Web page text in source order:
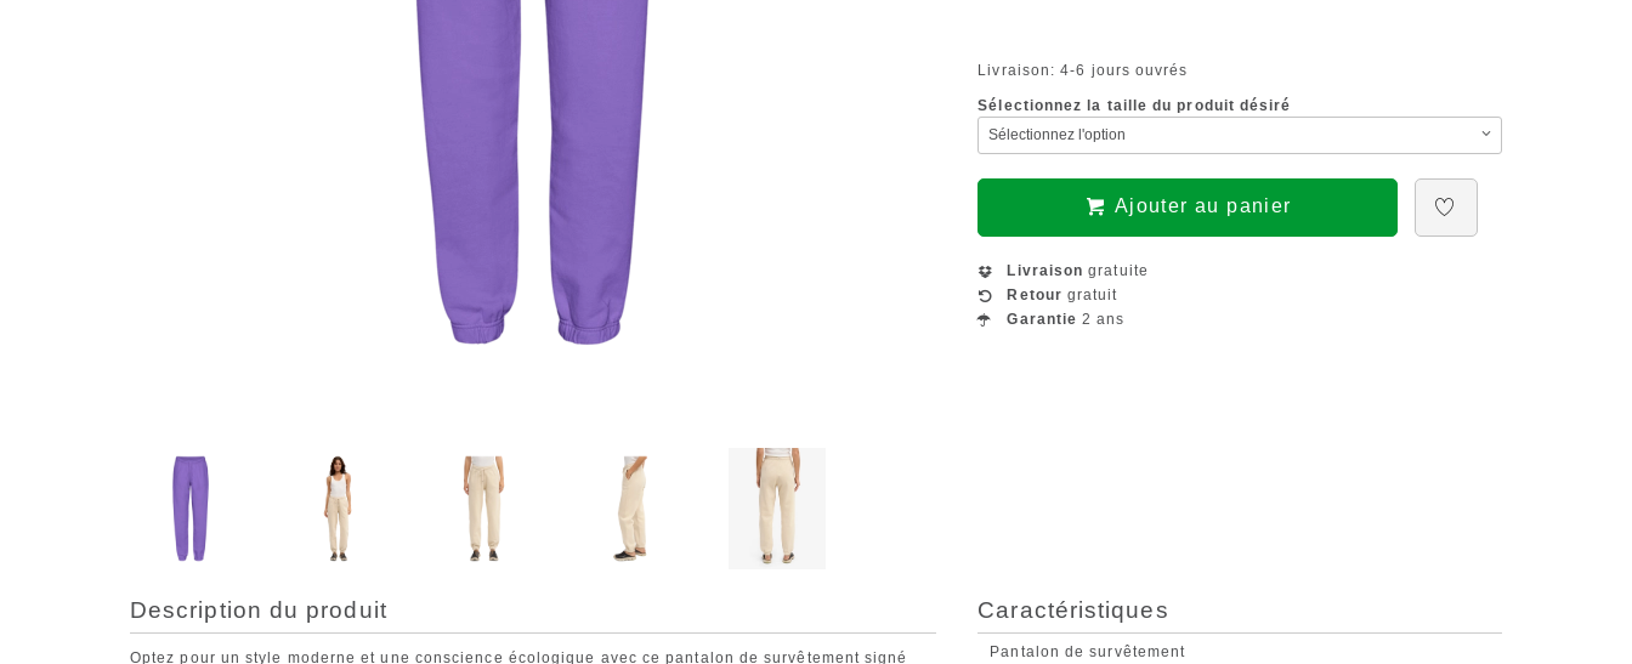
Livraison: 4-6 jours ouvrés
Sélectionnez la taille du produit désiré
Ajouter au panier
Livraison gratuite
Retour gratuit
Garantie 2 ans
Description du produit
Optez pour un style moderne et une conscience écologique avec ce pantalon de survêtement signé
Caractéristiques
Pantalon de survêtement